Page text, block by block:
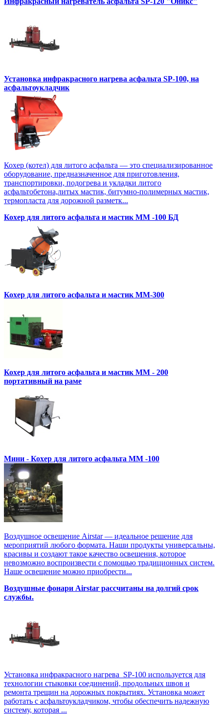
Установка инфракрасного нагрева асфальта SP-100, на
асфальтоукладчик
Кохер (котел) для литого асфальта — это специализированное
оборудование, предназначенное для приготовления,
транспортировки, подогрева и укладки литого
асфальтобетона,литых мастик, битумно-полимерных мастик,
термопласта для дорожной разметк...
Кохер для литого асфальта и мастик MM -100 БД
Кохер для литого асфальта и мастик MM-300
Кохер для литого асфальта и мастик MM - 200
портативный на раме
Мини - Кохер для литого асфальта MM -100
Воздушное освещение Airstar — идеальное решение для
мероприятий любого формата. Наши продукты универсальны,
красивы и создают такое качество освещения, которое
невозможно воспроизвести с помощью традиционных систем.
Наше освещение можно приобрести...
Воздушные фонари Airstar рассчитаны на долгий срок
службы.
Установка инфракрасного нагрева SP-100 используется для
технологии стыковки соединений, продольных швов и
ремонта трещин на дорожных покрытиях. Установка может
работать с асфальтоукладчиком, чтобы обеспечить надежную
систему, которая ...